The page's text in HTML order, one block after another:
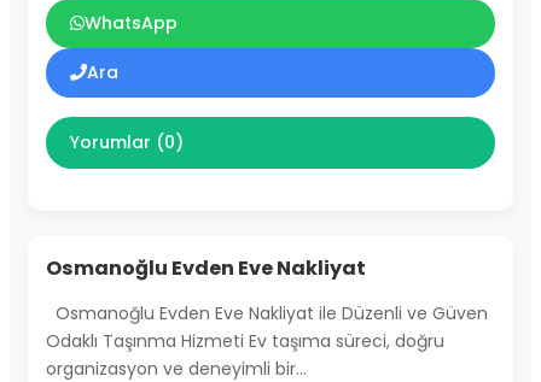
WhatsApp
Ara
Yorumlar (0)
Osmanoğlu Evden Eve Nakliyat
Osmanoğlu Evden Eve Nakliyat ile Düzenli ve Güven
Odaklı Taşınma Hizmeti Ev taşıma süreci, doğru
organizasyon ve deneyimli bir…